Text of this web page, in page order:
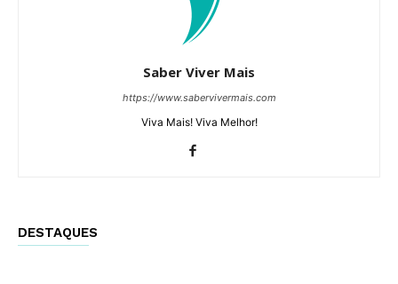
Saber Viver Mais
https://www.sabervivermais.com
Viva Mais! Viva Melhor!
DESTAQUES